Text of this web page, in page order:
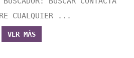
CUALQUIER ...
VER MÁS